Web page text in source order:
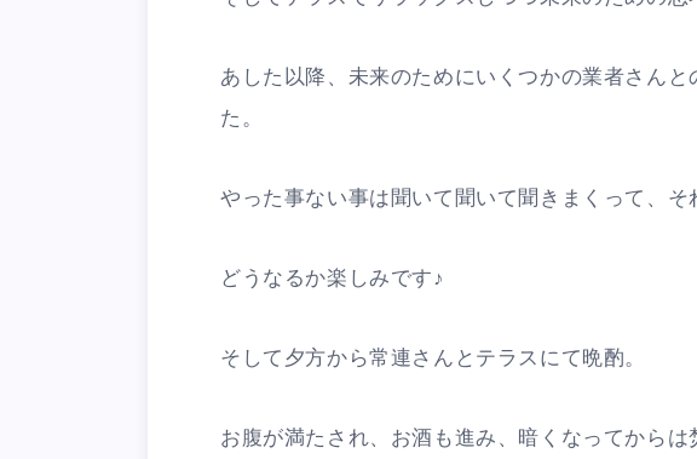
あした以降、未来のためにいくつかの業者さんと
た。
やった事ない事は聞いて聞いて聞きまくって、そ
どうなるか楽しみです♪
そして夕方から常連さんとテラスにて晩酌。
お腹が満たされ、お酒も進み、暗くなってから